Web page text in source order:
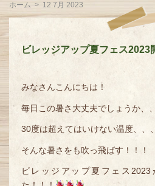
ホーム > 12 7月 2023
ビレッジアップ夏フェス2023
みなさんこんにちは！
毎日この暑さ大丈夫でしょうか、
30度は超えてはいけない温度、、、
そんな暑さをも吹っ飛ばす！！！
ビレッジアップ夏フェス